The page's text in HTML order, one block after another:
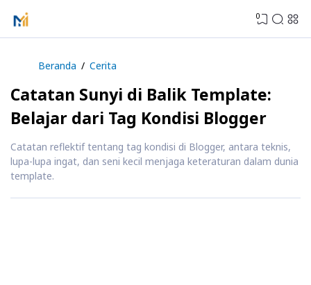
0
Beranda Cerita
Catatan Sunyi di Balik Template:
Belajar dari Tag Kondisi Blogger
Catatan reflektif tentang tag kondisi di Blogger, antara teknis,
lupa-lupa ingat, dan seni kecil menjaga keteraturan dalam dunia
template.